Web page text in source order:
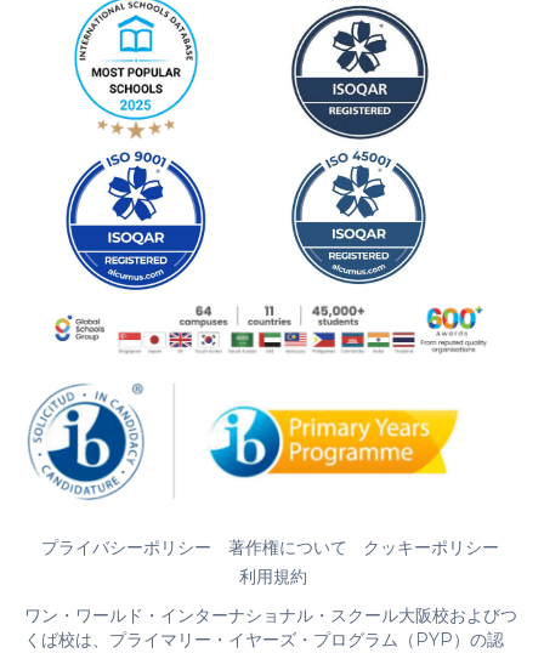
プライバシーポリシー 著作権について
クッキーポリシー
利用規約
ワン・ワールド・インターナショナル・スクール大阪校およびつ
くば校は、プライマリー・イヤーズ・プログラム（PYP）の認